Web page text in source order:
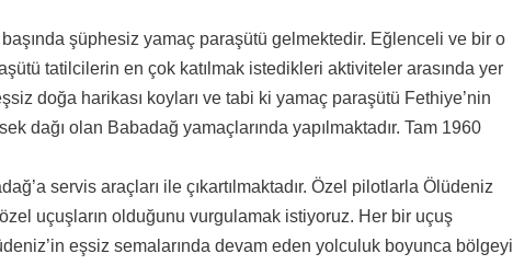
şüphesiz yamaç paraşütü gelmektedir. Eğlenceli ve bir o
tatilcilerin en çok katılmak istedikleri aktiviteler arasında yer
doğa harikası koyları ve tabi ki yamaç paraşütü Fethiye’nin
dağı olan Babadağ yamaçlarında yapılmaktadır. Tam 1960
servis araçları ile çıkartılmaktadır. Özel pilotlarla Ölüdeniz
uçuşların olduğunu vurgulamak istiyoruz. Her bir uçuş
eşsiz semalarında devam eden yolculuk boyunca bölgeyi